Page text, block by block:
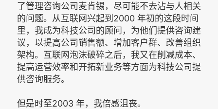
了管理咨询公司麦肯锡，尽可能不去沾与人相关
的问题。从互联网兴起到2000 年初的这段时间
里，我成为科技公司的顾问，为他们提供咨询建
议，以提高公司销售额、增加客户群、改善组织
架构。互联网泡沫破碎之后，我又在削减成本、
提高运营效率和开拓新业务等方面为科技公司提
供咨询服务。
但是时至2003 年，我倍感沮丧。